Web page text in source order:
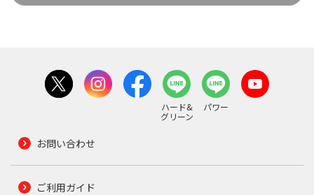
ハード&
グリーン
パワー
お問い合わせ
ご利用ガイド